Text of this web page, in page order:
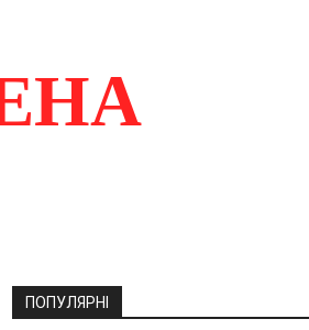
ПОПУЛЯРНІ